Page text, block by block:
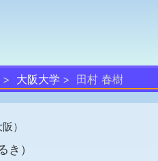
大阪大学 田村 春樹
）
き）